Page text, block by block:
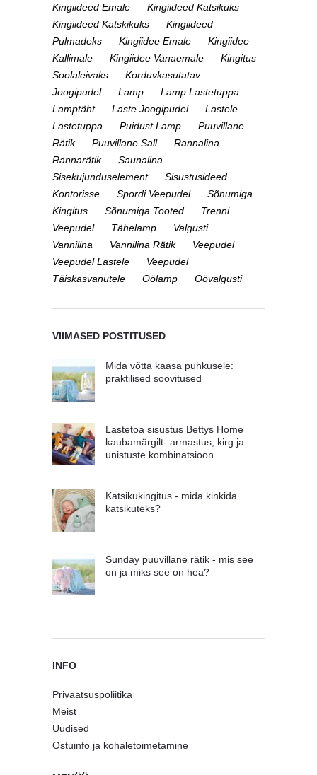
Kingiideed Emale
Kingiideed Katsikuks
Kingiideed Katskikuks
Kingiideed
Pulmadeks
Kingiidee Emale
Kingiidee
Kallimale
Kingiidee Vanaemale
Kingitus
Soolaleivaks
Korduvkasutatav
Joogipudel
Lamp
Lamp Lastetuppa
Lamptäht
Laste Joogipudel
Lastele
Lastetuppa
Puidust Lamp
Puuvillane
Rätik
Puuvillane Sall
Rannalina
Rannarätik
Saunalina
Sisekujunduselement
Sisustusideed
Kontorisse
Spordi Veepudel
Sõnumiga
Kingitus
Sõnumiga Tooted
Trenni
Veepudel
Tähelamp
Valgusti
Vannilina
Vannilina Rätik
Veepudel
Veepudel Lastele
Veepudel
Täiskasvanutele
Öölamp Öövalgusti
VIIMASED POSTITUSED
Mida võtta kaasa puhkusele:
praktilised soovitused
Lastetoa sisustus Bettys Home
kaubamärgilt- armastus, kirg ja
unistuste kombinatsioon
Katsikukingitus - mida kinkida
katsikuteks?
Sunday puuvillane rätik - mis see
on ja miks see on hea?
INFO
Privaatsuspoliitika
Meist
Uudised
Ostuinfo ja kohaletoimetamine